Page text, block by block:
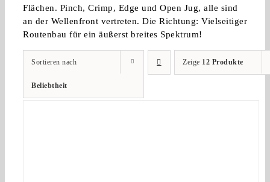
Flächen. Pinch, Crimp, Edge und Open Jug, alle sind
an der Wellenfront vertreten. Die Richtung: Vielseitiger
Routenbau für ein äußerst breites Spektrum!
Sortieren nach
Beliebtheit
Zeige 12 Produkte